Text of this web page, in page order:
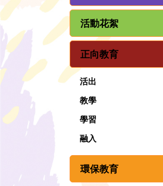
活動花絮
正向教育
活出
教學
學習
融入
環保教育